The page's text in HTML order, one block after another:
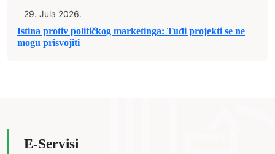
29. Jula 2026.
Istina protiv političkog marketinga: Tuđi projekti se ne
mogu prisvojiti
E-Servisi